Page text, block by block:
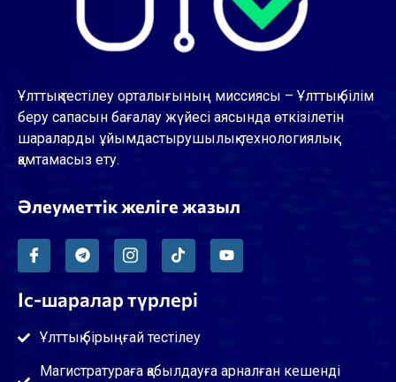
Ұлттық тестілеу орталығының миссиясы – Ұлттық білім
беру сапасын бағалау жүйесі аясында өткізілетін
шараларды ұйымдастырушылық-технологиялық
қамтамасыз ету.
Әлеуметтік желіге жазыл
Іс-шаралар түрлері
Ұлттық бірыңғай тестілеу
Магистратураға қабылдауға арналған кешенді